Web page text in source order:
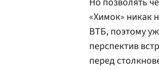
«Химок» никак
ВТБ, поэтому
перспектив
перед